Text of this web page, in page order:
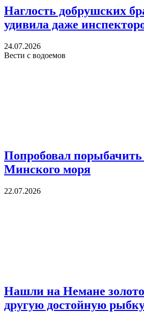
Наглость добрушских
удивила даже
24.07.2026
Вести с водоемов
Попробовал
Минского моря
22.07.2026
Нашли на Немане
другую достойную